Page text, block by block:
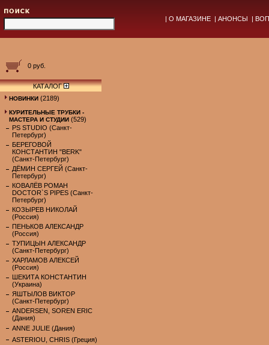
| О МАГАЗИНЕ | АНОНСЫ |
0 руб.
КАТАЛОГ
НОВИНКИ (2189)
КУРИТЕЛЬНЫЕ ТРУБКИ -
МАСТЕРА И СТУДИИ (529)
PS STUDIO (Санкт-
Петербург)
БЕРЕГОВОЙ
КОНСТАНТИН "BERK"
(Санкт-Петербург)
ДЁМИН СЕРГЕЙ (Санкт-
Петербург)
КОВАЛЁВ РОМАН
DOCTOR`S PIPES (Санкт-
Петербург)
КОЗЫРЕВ НИКОЛАЙ
(Россия)
ПЕНЬКОВ АЛЕКСАНДР
(Россия)
ТУПИЦЫН АЛЕКСАНДР
(Санкт-Петербург)
ХАРЛАМОВ АЛЕКСЕЙ
(Россия)
ШЕКИТА КОНСТАНТИН
(Украина)
ЯШТЫЛОВ ВИКТОР
(Санкт-Петербург)
ANDERSEN, SOREN ERIC
(Дания)
ANNE JULIE (Дания)
ASTERIOU, CHRIS (Греция)